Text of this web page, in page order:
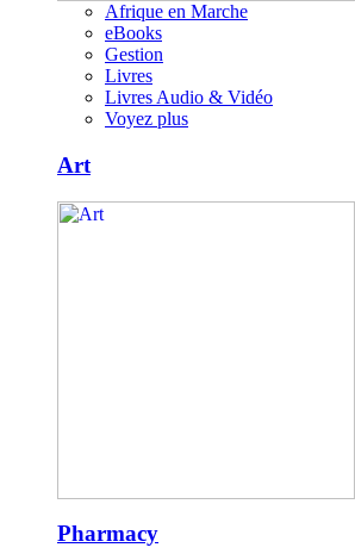
Afrique en Marche
eBooks
Gestion
Livres
Livres Audio & Vidéo
Voyez plus
Art
Pharmacy